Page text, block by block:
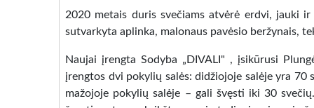
2020 metais duris svečiams atvėrė erdvi, jauki
sutvarkyta aplinka, malonaus pavėsio beržynais,
Naujai įrengta Sodyba „DIVALI" , įsikūrusi
įrengtos dvi pokylių salės: didžiojoje salėje yra
mažojoje pokylių salėje – gali švęsti iki 30